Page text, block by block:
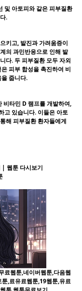
및 아토피와 같은 피부질환
.
키고, 발진과 가려움증이
의 과민반응으로 인해 발
다. 두 피부질환 모두 자외
피부 합성을 촉진하여 비
줍니다.
비타민 D 램프를 개발하여,
고 있습니다. 이들은 아토
해 피부질환 환자들에게
| 웹툰 다시보기
료웹툰,네이버웹툰,다음웹
,료유료웹툰,19웹툰,유료